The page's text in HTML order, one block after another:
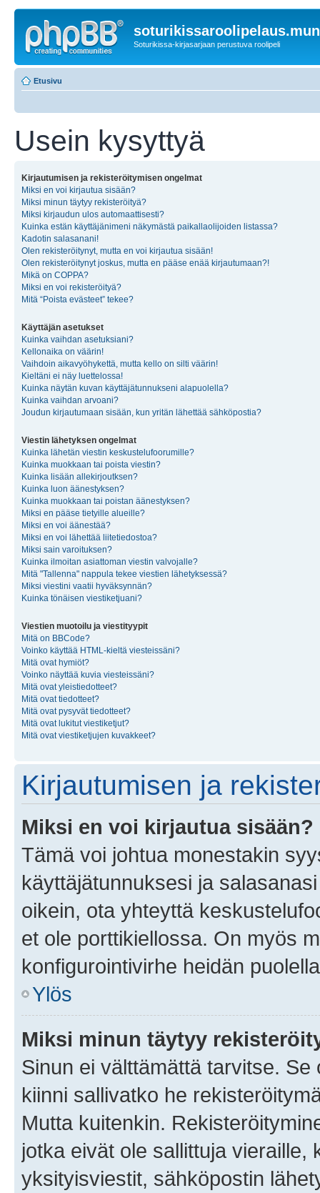
Soturikissa-kirjasarjaan perustuva roolipeli
Etusivu
Usein kysyttyä
Kirjautumisen ja rekisteröitymisen ongelmat
Miksi en voi kirjautua sisään?
Miksi minun täytyy rekisteröityä?
Miksi kirjaudun ulos automaattisesti?
Kuinka estän käyttäjänimeni näkymästä paikallaolijoiden listassa?
Kadotin salasanani!
Olen rekisteröitynyt, mutta en voi kirjautua sisään!
Olen rekisteröitynyt joskus, mutta en pääse enää kirjautumaan?!
Mikä on COPPA?
Miksi en voi rekisteröityä?
Mitä “Poista evästeet” tekee?
Käyttäjän asetukset
Kuinka vaihdan asetuksiani?
Kellonaika on väärin!
Vaihdoin aikavyöhykettä, mutta kello on silti väärin!
Kieltäni ei näy luettelossa!
Kuinka näytän kuvan käyttäjätunnukseni alapuolella?
Kuinka vaihdan arvoani?
Joudun kirjautumaan sisään, kun yritän lähettää sähköpostia?
Viestin lähetyksen ongelmat
Kuinka lähetän viestin keskustelufoorumille?
Kuinka muokkaan tai poista viestin?
Kuinka lisään allekirjoutksen?
Kuinka luon äänestyksen?
Kuinka muokkaan tai poistan äänestyksen?
Miksi en pääse tietyille alueille?
Miksi en voi äänestää?
Miksi en voi lähettää liitetiedostoa?
Miksi sain varoituksen?
Kuinka ilmoitan asiattoman viestin valvojalle?
Mitä "Tallenna" nappula tekee viestien lähetyksessä?
Miksi viestini vaatii hyväksynnän?
Kuinka tönäisen viestiketjuani?
Viestien muotoilu ja viestityypit
Mitä on BBCode?
Voinko käyttää HTML-kieltä viesteissäni?
Mitä ovat hymiöt?
Voinko näyttää kuvia viesteissäni?
Mitä ovat yleistiedotteet?
Mitä ovat tiedotteet?
Mitä ovat pysyvät tiedotteet?
Mitä ovat lukitut viestiketjut?
Mitä ovat viestiketjujen kuvakkeet?
Kirjautumisen ja
Miksi en voi kirjautua sisään?
Tämä voi johtua monestakin
käyttäjätunnuksesi ja
oikein, ota yhteyttä
et ole porttikiellossa. On myös
konfigurointivirhe heidän
Ylös
Miksi minun täytyy
Sinun ei välttämättä tarvitse.
kiinni sallivatko he
Mutta kuitenkin.
jotka eivät ole sallittuja vieraille,
yksityisviestit, sähköpostin